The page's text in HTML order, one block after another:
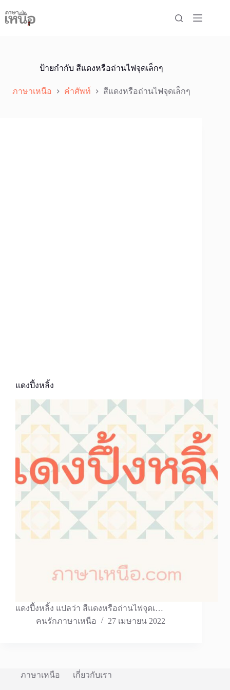
to
content
ป้ายกำกับ สีแดงหรือถ่านไฟจุดเล็กๆ
ภาษาเหนือ คำศัพท์ สีแดงหรือถ่านไฟจุดเล็กๆ
แดงปึ้งหลิ้ง
แดงปึ้งหลิ้ง แปลว่า สีแดงหรือถ่านไฟจุดเ…
คนรักภาษาเหนือ
27 เมษายน 2022
ภาษาเหนือ เกี่ยวกับเรา